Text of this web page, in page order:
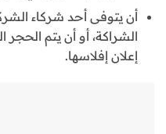
أن يتوفى أحد شركاء
الشراكة، أو أن يتم
إعلان إفلاسها.